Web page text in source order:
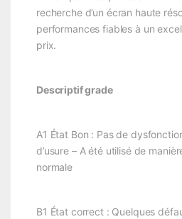
recherche d’un écran haute
performances fiables à un
prix.
Descriptif grade
A1 État Bon : Pas de
d’usure – A été utilisé de
normale
B1 État correct : Quelques